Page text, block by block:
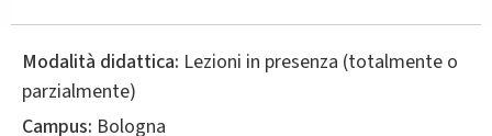
Modalità didattica: Lezioni in presenza (totalmente o
parzialmente)
Campus: Bologna